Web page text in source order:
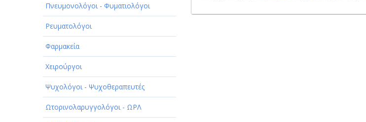
Πνευμονολόγοι - Φυματιολόγοι
Ρευματολόγοι
Φαρμακεία
Χειρούργοι
Ψυχολόγοι - Ψυχοθεραπευτές
Ωτορινολαρυγγολόγοι - ΩΡΛ